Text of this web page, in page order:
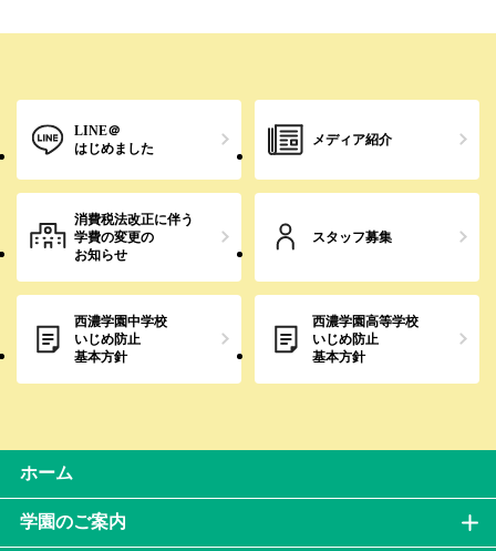
LINE＠
はじめました
メディア紹介
消費税法改正に伴う
学費の変更の
お知らせ
スタッフ募集
西濃学園中学校
いじめ防止
基本方針
西濃学園高等学校
いじめ防止
基本方針
ホーム
学園のご案内